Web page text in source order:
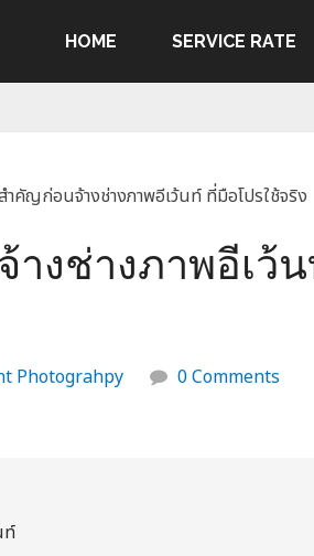
HOME SERVICE RATE
ำคัญก่อนจ้างช่างภาพอีเว้นท์ ที่มือโปรใช้จริง
งช่างภาพอีเว้
Photograhpy 0 Comments
ท์